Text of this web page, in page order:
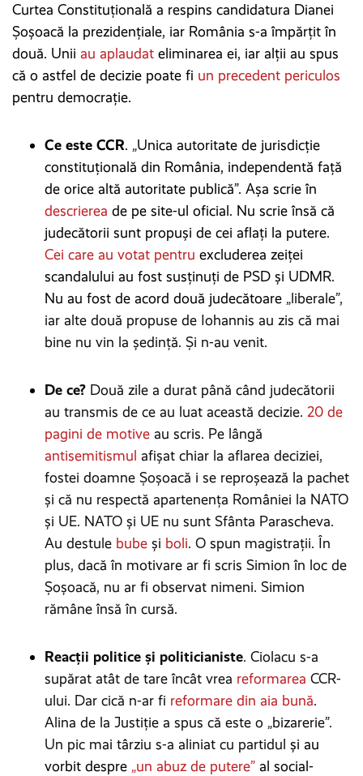
Curtea Constituţională a respins candidatura Dianei
Șoșoacă la prezidențiale, iar România s-a împărțit în
două. Unii au aplaudat eliminarea ei, iar alții au spus
că o astfel de decizie poate fi un precedent periculos
pentru democrație.
Ce este CCR. „Unica autoritate de jurisdicţie
constituţională din România, independentă faţă
de orice altă autoritate publică”. Așa scrie în
descrierea de pe site-ul oficial. Nu scrie însă că
judecătorii sunt propuși de cei aflați la putere.
Cei care au votat pentru excluderea zeiței
scandalului au fost susținuți de PSD și UDMR.
Nu au fost de acord două judecătoare „liberale”,
iar alte două propuse de Iohannis au zis că mai
bine nu vin la ședință. Și n-au venit.
De ce? Două zile a durat până când judecătorii
au transmis de ce au luat această decizie. 20 de
pagini de motive au scris. Pe lângă
antisemitismul afișat chiar la aflarea deciziei,
fostei doamne Șoșoacă i se reproșează la pachet
și că nu respectă apartenența României la NATO
și UE. NATO și UE nu sunt Sfânta Parascheva.
Au destule bube și boli. O spun magistrații. În
plus, dacă în motivare ar fi scris Simion în loc de
Șoșoacă, nu ar fi observat nimeni. Simion
rămâne însă în cursă.
Reacții politice și politicianiste. Ciolacu s-a
supărat atât de tare încât vrea reformarea CCR-
ului. Dar cică n-ar fi reformare din aia bună.
Alina de la Justiție a spus că este o „bizarerie”.
Un pic mai târziu s-a aliniat cu partidul și au
vorbit despre „un abuz de putere” al social-